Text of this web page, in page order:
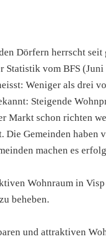
Dörfern herrscht seit
Statistik vom BFS
Weniger als drei
Steigende
Markt schon richten
Gemeinden haben
machen es
Wohnraum in Visp
beheben.
und attraktiven